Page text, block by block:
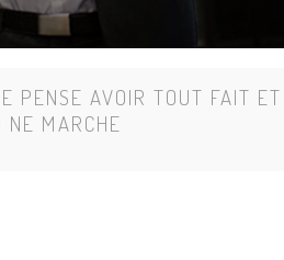
PENSE AVOIR TOUT FAIT
NE MARCHE